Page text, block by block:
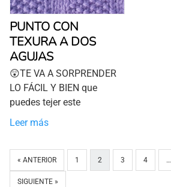
PUNTO CON
TEXURA A DOS
AGUJAS
😲TE VA A SORPRENDER
LO FÁCIL Y BIEN que
puedes tejer este
Leer más
« ANTERIOR 1 2 3 4 …
SIGUIENTE »